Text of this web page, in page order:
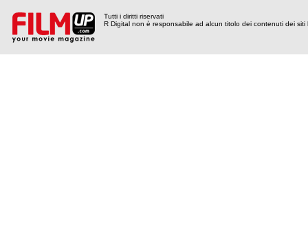
Tutti i diritti riservati
R Digital non è responsabile ad alcun titolo dei contenuti dei siti